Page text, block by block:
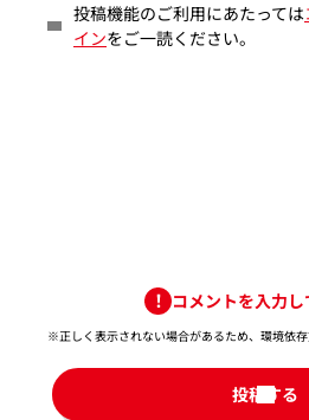
投稿機能のご利用にあたっては
インをご一読ください。
コメントを入力し
※正しく表示されない場合があるため、環境依存
投稿する